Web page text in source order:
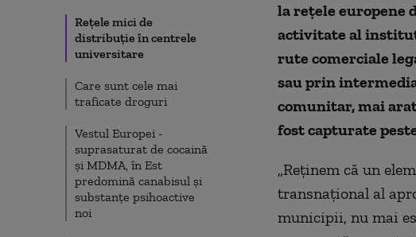
Reţele mici de
distribuţie în centrele
universitare
Care sunt cele mai
traficate droguri
Vestul Europei -
suprasaturat de cocaină
şi MDMA, în Est
predomină canabisul şi
substanţe psihoactive
noi
la reţele europene
activitate al
rute comerciale
sau prin
comunitar, mai
fost capturate
„Reţinem că un
transnaţional al
municipii, nu mai